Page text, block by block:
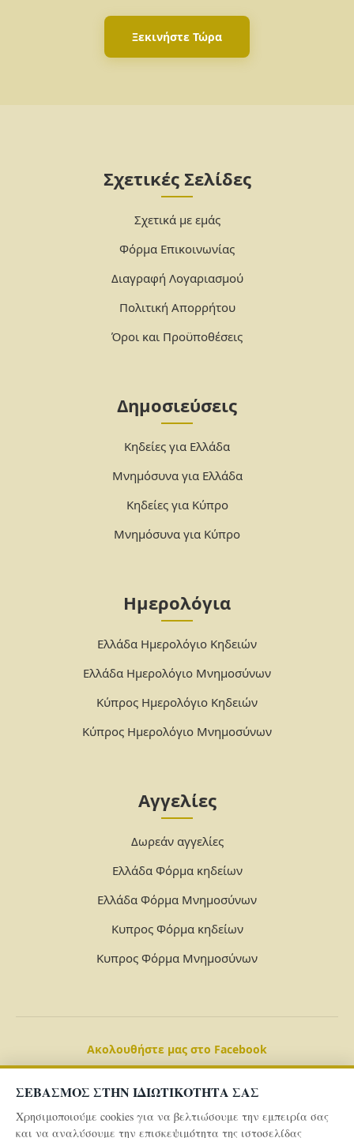
ΣΕΒΑΣΜΟΣ ΣΤΗΝ ΙΔΙΩΤΙΚΟΤΗΤΑ ΣΑΣ
Χρησιμοποιούμε cookies για να βελτιώσουμε την εμπειρία σας
και να αναλύσουμε την επισκεψιμότητα της ιστοσελίδας
Ξεκινήστε Τώρα
Σχετικές Σελίδες
Σχετικά με εμάς
Φόρμα Επικοινωνίας
Διαγραφή Λογαριασμού
Πολιτική Απορρήτου
Όροι και Προϋποθέσεις
Δημοσιεύσεις
Κηδείες για Ελλάδα
Μνημόσυνα για Ελλάδα
Κηδείες για Κύπρο
Μνημόσυνα για Κύπρο
Ημερολόγια
Ελλάδα Ημερολόγιο Κηδειών
Ελλάδα Ημερολόγιο Μνημοσύνων
Κύπρος Ημερολόγιο Κηδειών
Κύπρος Ημερολόγιο Μνημοσύνων
Αγγελίες
Δωρεάν αγγελίες
Ελλάδα Φόρμα κηδείων
Ελλάδα Φόρμα Μνημοσύνων
Κυπρος Φόρμα κηδείων
Κυπρος Φόρμα Μνημοσύνων
Ακολουθήστε μας στο Facebook